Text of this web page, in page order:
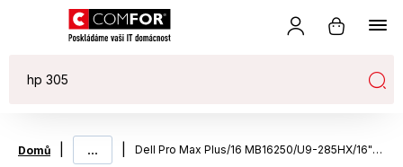
Domů ... Dell Pro Max Plus/16 MB16250/U9-285HX/16"/WUXGA/64GB/1TB/RTX 3000/W11P/Gray/3R NBD